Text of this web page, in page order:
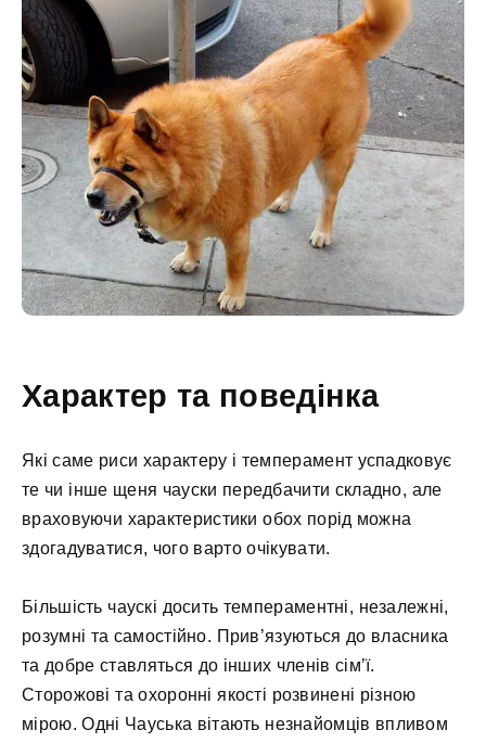
Характер та поведінка
Які саме риси характеру і темперамент успадковує
те чи інше щеня чауски передбачити складно, але
враховуючи характеристики обох порід можна
здогадуватися, чого варто очікувати.
Більшість чаускі досить темпераментні, незалежні,
розумні та самостійно. Прив’язуються до власника
та добре ставляться до інших членів сім’ї.
Сторожові та охоронні якості розвинені різною
мірою. Одні Чауська вітають незнайомців впливом